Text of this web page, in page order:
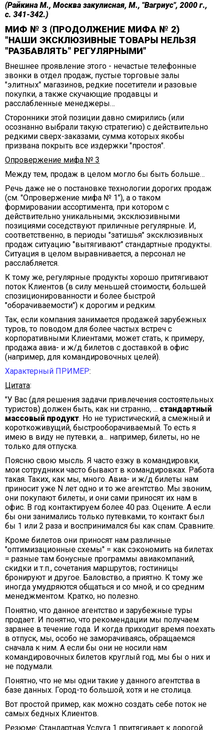
(Райкина М., Москва закулисная, М., "Вагриус", 2000 г.,
с. 341-342.)
МИФ № 3 (ПРОДОЛЖЕНИЕ МИФА № 2)
"НАШИ ЭКСКЛЮЗИВНЫЕ ТОВАРЫ НЕЛЬЗЯ
"РАЗБАВЛЯТЬ" РЕГУЛЯРНЫМИ"
Внешнее проявление этого - нечастые телефонные
звонки в отдел продаж, пустые торговые залы
"элитных" магазинов, редкие посетители и разовые
покупки, а также скучающие продавцы и
расслабленные менеджеры…
Сторонники этой позиции давно смирились (или
осознанно выбрали такую стратегию) с действительно
редкими сверх-заказами, сумма которых якобы
призвана покрыть все издержки "простоя".
Опровержение мифа № 3
Между тем, продаж в целом могло бы быть больше…
Речь даже не о постановке технологии дорогих продаж
(см. "Опровержение мифа № 1"), а о таком
формировании ассортимента, при котором с
действительно уникальными, эксклюзивными
позициями соседствуют приличные регулярные. И,
соответственно, в периоды "затишья" эксклюзивных
продаж ситуацию "вытягивают" стандартные продукты.
Ситуация в целом выравнивается, а персонал не
расслабляется.
К тому же, регулярные продукты хорошо притягивают
поток Клиентов (в силу меньшей стоимости, большей
спозиционированности и более быстрой
"оборачиваемости") к дорогим и редким.
Так, если компания занимается продажей зарубежных
туров, то поводом для более частых встреч с
корпоративными Клиентами, может стать, к примеру,
продажа авиа- и ж/д билетов с доставкой в офис
(например, для командировочных целей).
Характерный ПРИМЕР:
Цитата:
"У Вас (для решения задачи привлечения состоятельных
туристов) должен быть, как ни странно, ... стандартный
массовый продукт. Но не туристический, а смежный и
короткоживущий, быстрооборачиваемый. То есть я
имею в виду не путевки, а... например, билеты, но не
только для отпуска.
Поясню свою мысль. Я часто езжу в командировки,
мои сотрудники часто бывают в командировках. Работа
такая. Таких, как мы, много. Авиа- и ж/д билеты нам
приносит уже N лет одно и то же агентство. Мы звоним,
они покупают билеты, и они сами приносят их нам в
офис. В год контактируем более 40 раз. Оцените. А если
бы они занимались только путевками, то контакт был
бы 1 или 2 раза и воспринимался бы как спам. Сравните.
Кроме билетов они приносят нам различные
"оптимизационные схемы" = как сэкономить на билетах
= разные там бонусные программы авиакомпаний,
скидки и т.п., сочетания маршрутов; гостиницы
бронируют и другое. Баловство, а приятно. К тому же
иногда умудряются общаться и со мной, и со средним
менеджментом. Кратко, но полезно.
Понятно, что данное агентство и зарубежные туры
продает. И понятно, что рекомендации мы получаем
заранее в течение года. И когда приходит время поехать
в отпуск, мы, особо не заморачиваясь, обращаемся
сначала к ним. А если бы они не носили нам
командировочных билетов круглый год, мы бы о них и
не подумали.
Понятно, что не мы одни такие у данного агентства в
базе данных. Город-то большой, хотя и не столица.
Вот простой пример, как можно создать себе поток не
самых бедных Клиентов.
Резюме: Стандартная Услуга 1 притягивает к дорогой